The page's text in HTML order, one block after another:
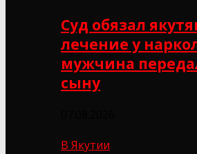
Суд обязал
лечение у
мужчина
сыну
В Якутии